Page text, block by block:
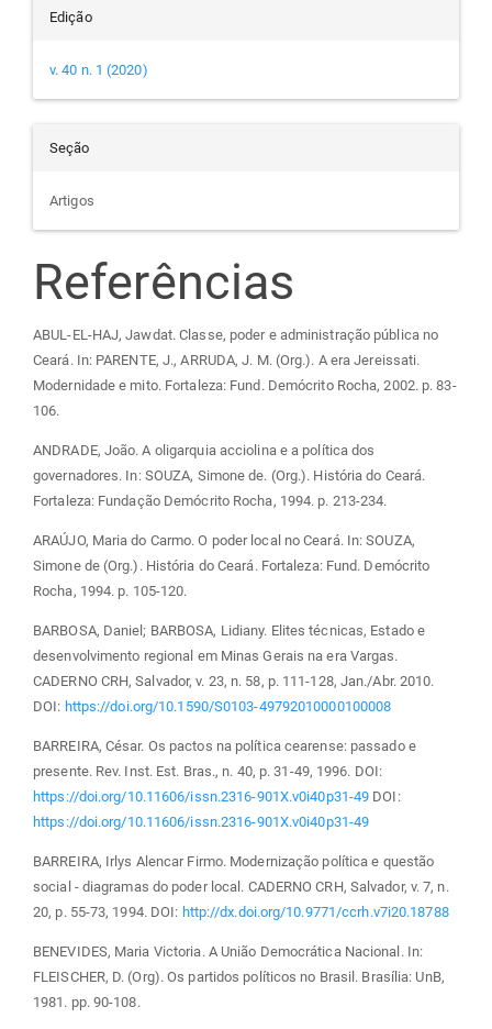
Edição
v. 40 n. 1 (2020)
Seção
Artigos
Referências
ABUL-EL-HAJ, Jawdat. Classe, poder e administração pública no
Ceará. In: PARENTE, J., ARRUDA, J. M. (Org.). A era Jereissati.
Modernidade e mito. Fortaleza: Fund. Demócrito Rocha, 2002. p. 83-
106.
ANDRADE, João. A oligarquia acciolina e a política dos
governadores. In: SOUZA, Simone de. (Org.). História do Ceará.
Fortaleza: Fundação Demócrito Rocha, 1994. p. 213-234.
ARAÚJO, Maria do Carmo. O poder local no Ceará. In: SOUZA,
Simone de (Org.). História do Ceará. Fortaleza: Fund. Demócrito
Rocha, 1994. p. 105-120.
BARBOSA, Daniel; BARBOSA, Lidiany. Elites técnicas, Estado e
desenvolvimento regional em Minas Gerais na era Vargas.
CADERNO CRH, Salvador, v. 23, n. 58, p. 111-128, Jan./Abr. 2010.
DOI: https://doi.org/10.1590/S0103-49792010000100008
BARREIRA, César. Os pactos na política cearense: passado e
presente. Rev. Inst. Est. Bras., n. 40, p. 31-49, 1996. DOI:
https://doi.org/10.11606/issn.2316-901X.v0i40p31-49 DOI:
https://doi.org/10.11606/issn.2316-901X.v0i40p31-49
BARREIRA, Irlys Alencar Firmo. Modernização política e questão
social - diagramas do poder local. CADERNO CRH, Salvador, v. 7, n.
20, p. 55-73, 1994. DOI: http://dx.doi.org/10.9771/ccrh.v7i20.18788
BENEVIDES, Maria Victoria. A União Democrática Nacional. In:
FLEISCHER, D. (Org). Os partidos políticos no Brasil. Brasília: UnB,
1981. pp. 90-108.